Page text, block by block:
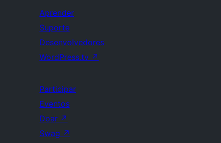
Aprender
Suporte
Desenvolvedores
WordPress.tv ↗
Participar
Eventos
Doar ↗
Swag ↗